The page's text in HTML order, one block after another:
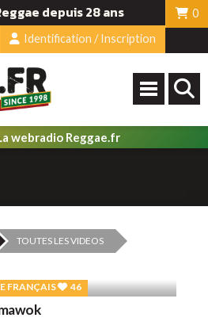
depuis 28 ans
0
Identification / Inscription
webradio Reggae.fr
TOUTES LES VIDEOS
FRANÇAIS 46